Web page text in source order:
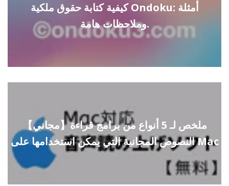
كيفية كتابة حقوق ملكية Ondoku: أمثلة
وملاحظات هامة.
【مجاني】ملخص لـ 5 أنواع من برامج قراءة
النصوص المجانية التي يمكن استخدامها على Mac